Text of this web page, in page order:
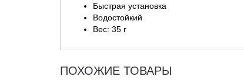
Быстрая установка
Водостойкий
Вес: 35 г
ПОХОЖИЕ ТОВАРЫ